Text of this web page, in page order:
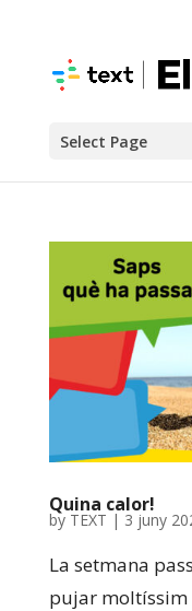
Select Page
Quina calor!
by TEXT | 3 juny
La setmana
pujar moltíssim